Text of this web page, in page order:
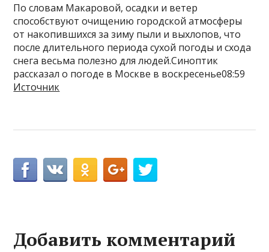
По словам Макаровой, осадки и ветер
способствуют очищению городской атмосферы
от накопившихся за зиму пыли и выхлопов, что
после длительного периода сухой погоды и схода
снега весьма полезно для людей.Синоптик
рассказал о погоде в Москве в воскресенье08:59
Источник
Добавить комментарий